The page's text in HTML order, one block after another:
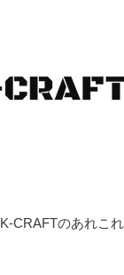
K-CRAFTのあれこれ